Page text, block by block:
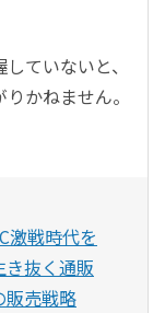
ていないと、
かねません。
激戦時代を
き抜く通販
販売戦略